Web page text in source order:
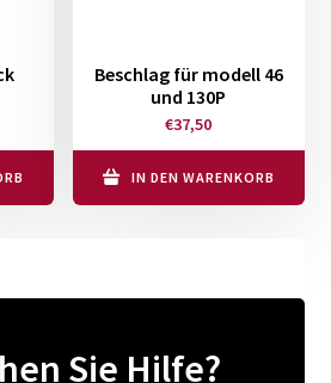
Optionen
können
der
Beschlag für modell 46
und 130P
€37,50
IN DEN WARENKORB
Sie Hilfe?